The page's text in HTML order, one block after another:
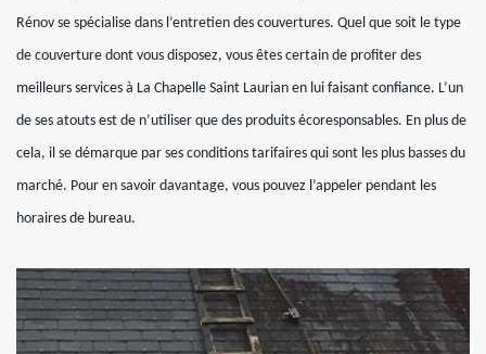
Rénov se spécialise dans l’entretien des couvertures. Quel que soit le type
de couverture dont vous disposez, vous êtes certain de profiter des
meilleurs services à La Chapelle Saint Laurian en lui faisant confiance. L’un
de ses atouts est de n’utiliser que des produits écoresponsables. En plus de
cela, il se démarque par ses conditions tarifaires qui sont les plus basses du
marché. Pour en savoir davantage, vous pouvez l’appeler pendant les
horaires de bureau.